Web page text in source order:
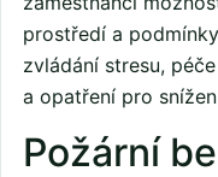
prostředí a
zvládání stresu,
a opatření pro
Požární